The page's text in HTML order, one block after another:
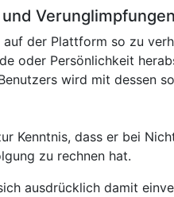
Verunglimpfungen
auf der Plattform so zu
oder Persönlichkeit
wird mit dessen
Kenntnis, dass er bei
zu rechnen hat.
ausdrücklich damit